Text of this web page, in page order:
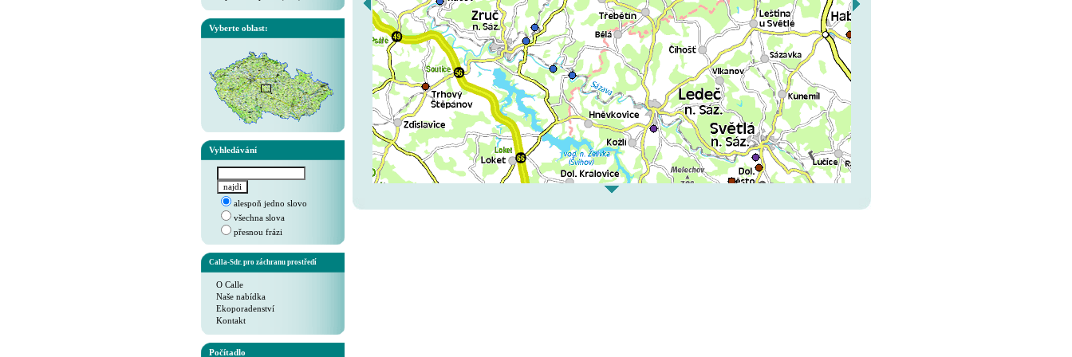
Vyberte oblast:
Vyhledávání
alespoň jedno slovo
všechna slova
přesnou frázi
Calla-Sdr. pro záchranu prostředí
O Calle
Naše nabídka
Ekoporadenství
Kontakt
Počítadlo